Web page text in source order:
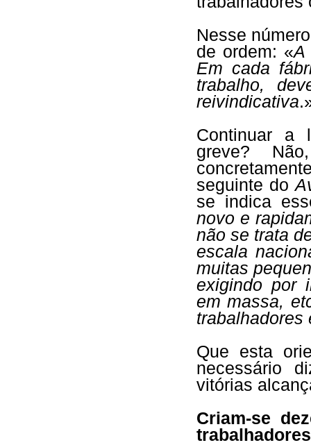
Nesse
de ordem: «A
Em cada
trabalho,
reivindicativa
Continuar a
greve?
seguinte do
se indica
novo e
não se trata
escala
muitas
exigindo por
em massa,
trabalhadores
Que esta
necessário
vitórias
Criam-se